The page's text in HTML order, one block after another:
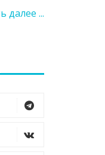
далее ...